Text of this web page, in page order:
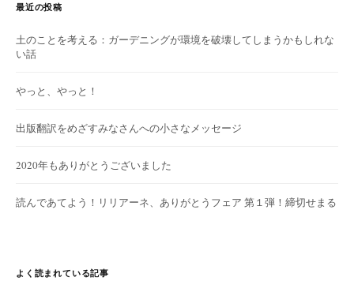
最近の投稿
土のことを考える：ガーデニングが環境を破壊してしまうかもしれな
い話
やっと、やっと！
出版翻訳をめざすみなさんへの小さなメッセージ
2020年もありがとうございました
読んであてよう！リリアーネ、ありがとうフェア 第１弾！締切せまる
よく読まれている記事